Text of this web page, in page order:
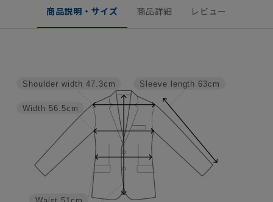
商品説明・サイズ 商品詳細 レビュー
Sleeve length 63cm
Width 56.5cm
Shoulder width 47.3cm